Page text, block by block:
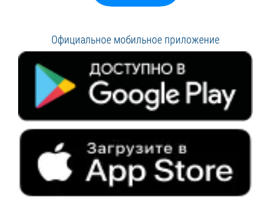
Официальное мобильное приложение